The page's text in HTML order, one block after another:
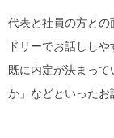
代表と社員の方と
ドリーでお話しし
既に内定が決まって
か 」などといったお